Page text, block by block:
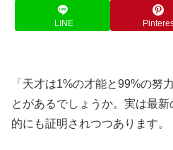
LINE
「天才は1%の才能と99%の努
とがあるでしょうか。実は最
的にも証明されつつあります。